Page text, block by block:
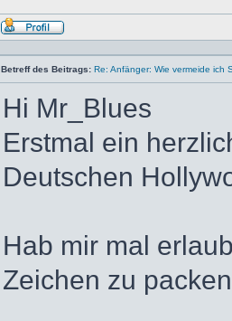
Profil
Betreff des Beitrags: Re: Anfänger: Wie vermeide ich
Hi Mr_Blues
Erstmal ein
Deutschen
Hab mir mal
Zeichen zu